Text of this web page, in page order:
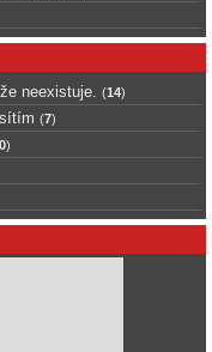
neexistuje. (14)
(7)
)